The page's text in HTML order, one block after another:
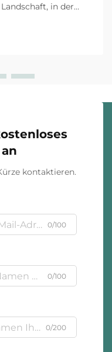
in der
kontaktieren.
0/100
0/100
0/200